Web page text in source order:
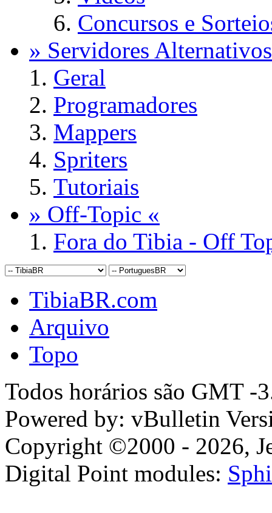
Concursos e
» Servidores
Geral
Programadores
Mappers
Spriters
Tutoriais
» Off-Topic «
Fora do Tibia - Off
TibiaBR.com
Arquivo
Topo
Todos horários são GMT -
Powered by: vBulletin
Copyright ©2000 - 2026,
Digital Point modules: